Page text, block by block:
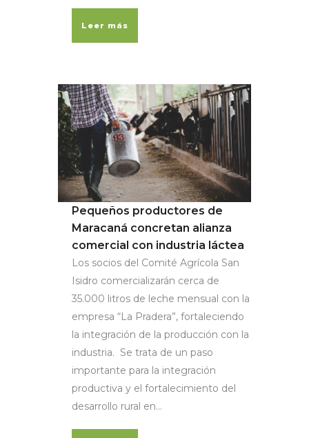
Leer más
Pequeños productores de
Maracaná concretan alianza
comercial con industria láctea
Los socios del Comité Agrícola San
Isidro comercializarán cerca de
35.000 litros de leche mensual con la
empresa “La Pradera”, fortaleciendo
la integración de la producción con la
industria. Se trata de un paso
importante para la integración
productiva y el fortalecimiento del
desarrollo rural en...